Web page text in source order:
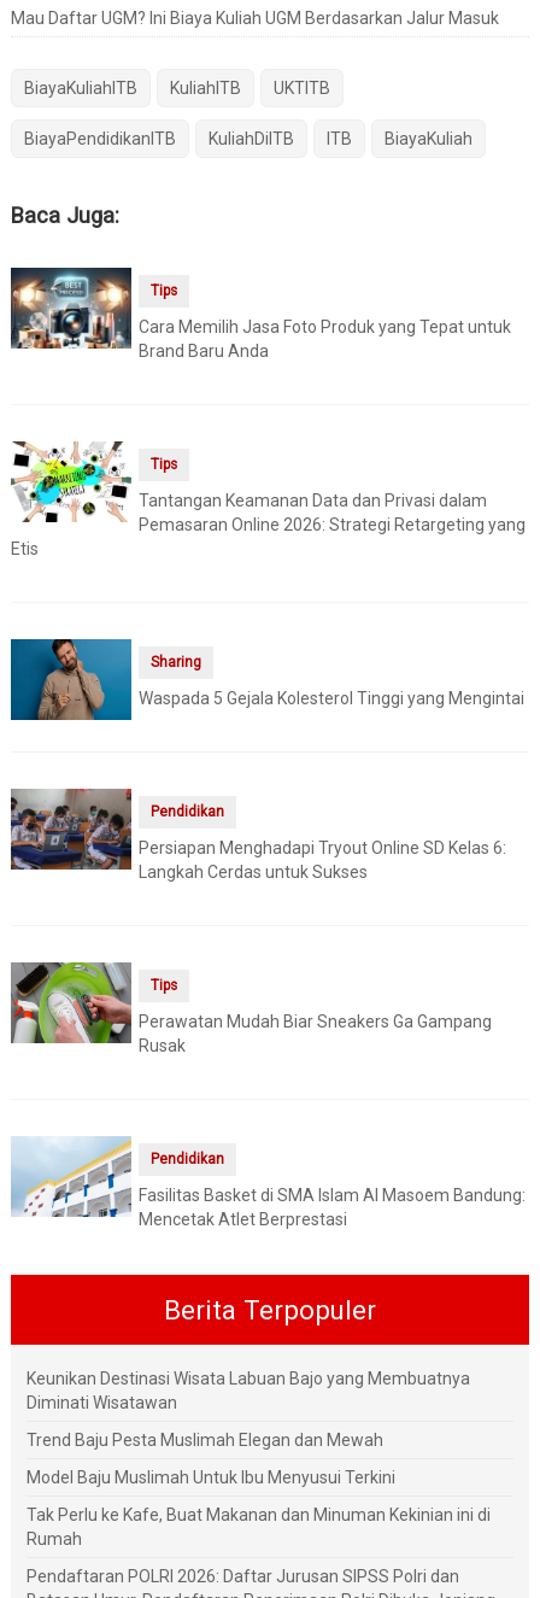
Mau Daftar UGM? Ini Biaya Kuliah UGM Berdasarkan Jalur Masuk
BiayaKuliahITB KuliahITB UKTITB
BiayaPendidikanITB KuliahDiITB ITB BiayaKuliah
Baca Juga:
Tips
Cara Memilih Jasa Foto Produk yang Tepat untuk
Brand Baru Anda
Tips
Tantangan Keamanan Data dan Privasi dalam
Pemasaran Online 2026: Strategi Retargeting yang
Etis
Sharing
Waspada 5 Gejala Kolesterol Tinggi yang Mengintai
Pendidikan
Persiapan Menghadapi Tryout Online SD Kelas 6:
Langkah Cerdas untuk Sukses
Tips
Perawatan Mudah Biar Sneakers Ga Gampang
Rusak
Pendidikan
Fasilitas Basket di SMA Islam Al Masoem Bandung:
Mencetak Atlet Berprestasi
Berita Terpopuler
Keunikan Destinasi Wisata Labuan Bajo yang Membuatnya
Diminati Wisatawan
Trend Baju Pesta Muslimah Elegan dan Mewah
Model Baju Muslimah Untuk Ibu Menyusui Terkini
Tak Perlu ke Kafe, Buat Makanan dan Minuman Kekinian ini di
Rumah
Pendaftaran POLRI 2026: Daftar Jurusan SIPSS Polri dan